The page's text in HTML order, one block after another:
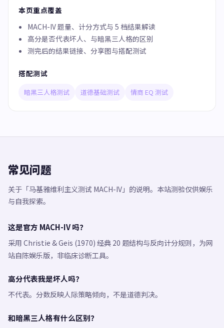
本页重点覆盖
MACH-IV 题量、计分方式与 5 档结果解读
高分是否代表坏人、与暗黑三人格的区别
测完后的结果链接、分享图与搭配测试
搭配测试
暗黑三人格测试 道德基础测试 情商 EQ 测试
常见问题
关于「马基雅维利主义测试 MACH-IV」的说明。本站测验仅供娱乐
与自我探索。
这是官方 MACH-IV 吗？
采用 Christie & Geis (1970) 经典 20 题结构与反向计分规则，为网
站自陈娱乐版，非临床诊断工具。
高分代表我是坏人吗？
不代表。分数反映人际策略倾向，不是道德判决。
和暗黑三人格有什么区别？